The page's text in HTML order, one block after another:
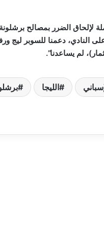
لإلحاق الضرر بمصالح
لم يساعدنا”.
الليجا